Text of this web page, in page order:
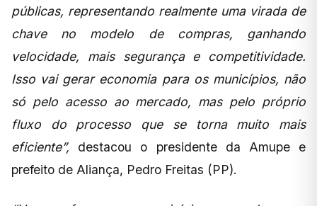
públicas, representando realmente uma virada de
chave no modelo de compras, ganhando
velocidade, mais segurança e competitividade.
Isso vai gerar economia para os municípios, não
só pelo acesso ao mercado, mas pelo próprio
fluxo do processo que se torna muito mais
eficiente”, destacou o presidente da Amupe e
prefeito de Aliança, Pedro Freitas (PP).